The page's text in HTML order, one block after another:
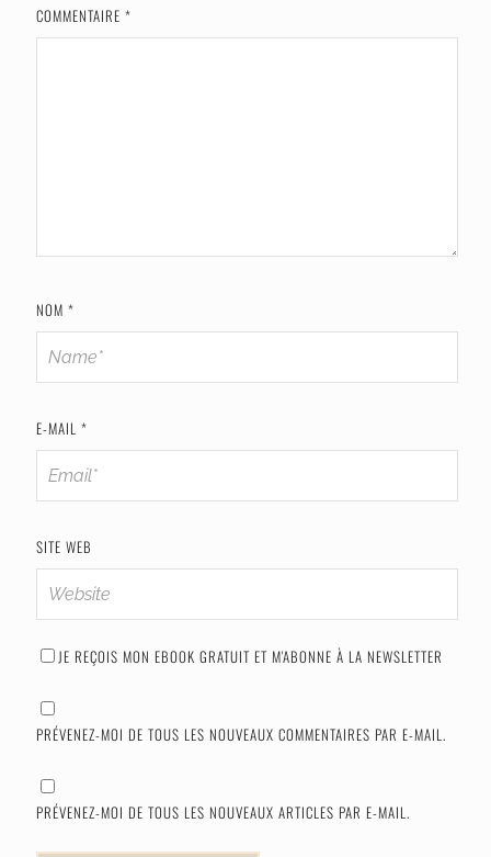
COMMENTAIRE *
NOM *
E-MAIL *
SITE WEB
JE REÇOIS MON EBOOK GRATUIT ET M'ABONNE À LA NEWSLETTER
PRÉVENEZ-MOI DE TOUS LES NOUVEAUX COMMENTAIRES PAR E-MAIL.
PRÉVENEZ-MOI DE TOUS LES NOUVEAUX ARTICLES PAR E-MAIL.